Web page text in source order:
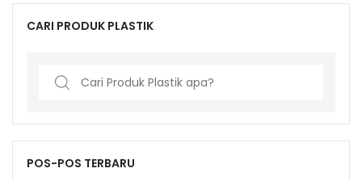
CARI PRODUK PLASTIK
Search
POS-POS TERBARU